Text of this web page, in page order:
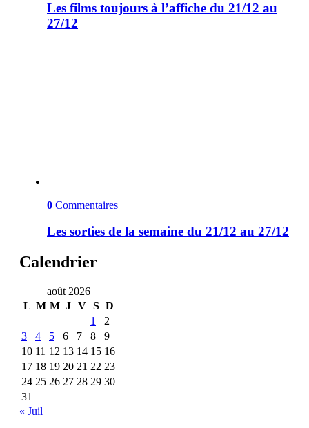
Les films toujours à l’affiche du 21/12 au
27/12
0 Commentaires
Les sorties de la semaine du 21/12 au 27/12
Calendrier
août 2026
L M M J V S D
1
2
3
4 5 6 7 8
9
10 11 12 13 14 15 16
17 18 19 20 21 22 23
24 25 26 27 28 29 30
31
« Juil